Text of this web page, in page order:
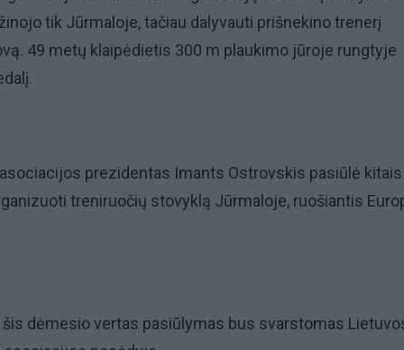
tik Jūrmaloje, tačiau dalyvauti prišnekino trenerį
49 metų klaipėdietis 300 m plaukimo jūroje rungtyje
prezidentas Imants Ostrovskis pasiūlė kitais
treniruočių stovyklą Jūrmaloje, ruošiantis
šis dėmesio vertas pasiūlymas bus svarstomas